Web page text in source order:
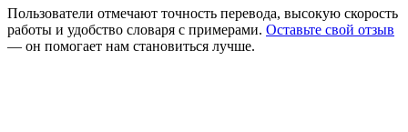
Пользователи отмечают точность перевода, высокую скорость
работы и удобство словаря с примерами. Оставьте свой отзыв
— он помогает нам становиться лучше.